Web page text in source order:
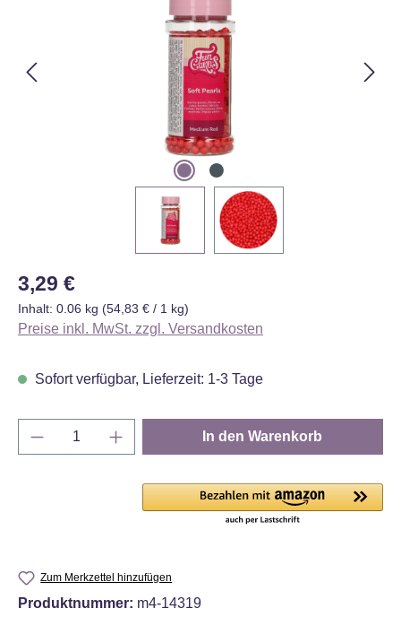
Regulärer Preis:
3,29 €
Inhalt: 0.06 kg (54,83 € / 1 kg)
Preise inkl. MwSt. zzgl. Versandkosten
Sofort verfügbar, Lieferzeit: 1-3 Tage
Produkt Anzahl: Gib den gewünschten
In den Warenkorb
Zum Merkzettel hinzufügen
Produktnummer: m4-14319